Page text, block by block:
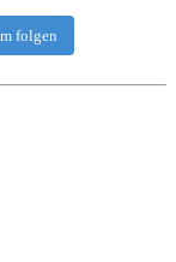
folgen